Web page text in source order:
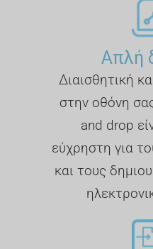
Απλή
Διαισθητική
στην οθόνη
and drop
εύχρηστη για
και τους